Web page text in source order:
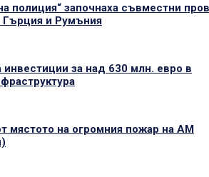
полиция“ започнаха съвместни
Гърция и Румъния
за над 630 млн. евро в
мястото на огромния пожар на АМ